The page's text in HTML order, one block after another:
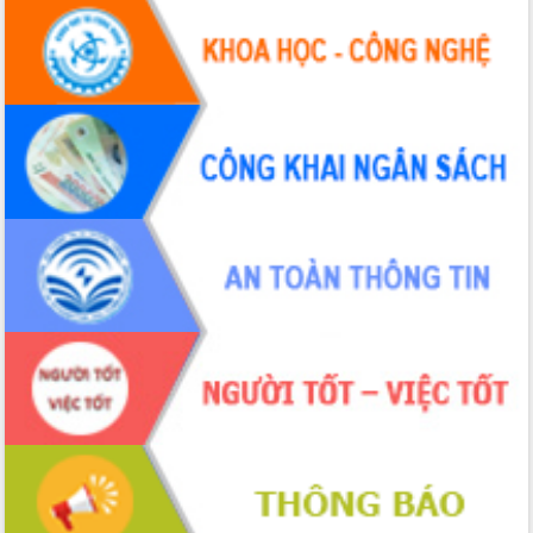
Đắk Lắk: Tôn vinh 46 giải pháp tại Hội
thi Sáng tạo Kỹ thuật 2024 - 2025
Đắk Lắk rà soát, điều chỉnh Đề án 190
về phát triển nuôi trồng thủy sản
Phó Chủ tịch UBND tỉnh Đắk Lắk
Trương Công Thái kiểm tra thực địa
Dự án cao tốc Khánh Hòa - Buôn Ma
Thuột
Định vị cà phê Việt Nam như một “di
sản sống” trong dòng chảy toàn cầu
Xây dựng nông thôn mới: Nâng cao đời
sống người dân từ những mô hình thiết
Quyết liệt tháo gỡ vướng mắc, đẩy
nhanh tiến độ các dự án trọng điểm
trong Khu kinh tế Nam Phú Yên
Hòn Yến phát triển du lịch gắn với bảo
tồn biển
Lấy ý kiến điều chỉnh Quy hoạch tỉnh
Đắk Lắk thời kỳ 2021-2030, tầm nhìn